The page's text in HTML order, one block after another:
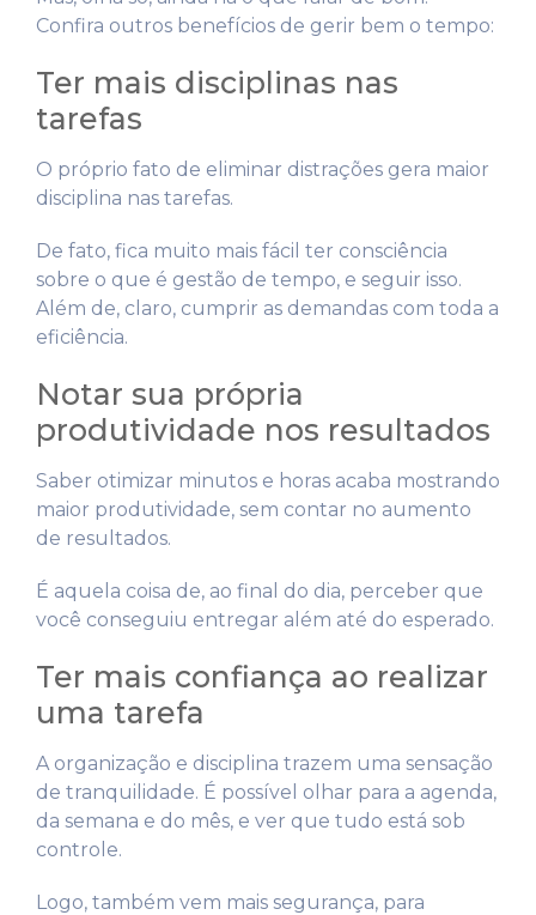
Confira outros benefícios de gerir bem o tempo:
Ter mais disciplinas nas
tarefas
O próprio fato de eliminar distrações gera maior
disciplina nas tarefas.
De fato, fica muito mais fácil ter consciência
sobre o que é gestão de tempo, e seguir isso.
Além de, claro, cumprir as demandas com toda a
eficiência.
Notar sua própria
produtividade nos resultados
Saber otimizar minutos e horas acaba mostrando
maior produtividade, sem contar no aumento
de resultados.
É aquela coisa de, ao final do dia, perceber que
você conseguiu entregar além até do esperado.
Ter mais confiança ao realizar
uma tarefa
A organização e disciplina trazem uma sensação
de tranquilidade. É possível olhar para a agenda,
da semana e do mês, e ver que tudo está sob
controle.
Logo, também vem mais segurança, para